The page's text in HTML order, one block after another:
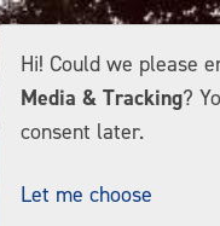
Hi! Could we please
Media & Tracking?
consent later.
Let me choose